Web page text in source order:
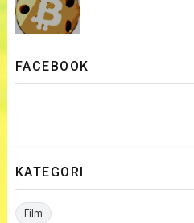
FACEBOOK
KATEGORI
Film